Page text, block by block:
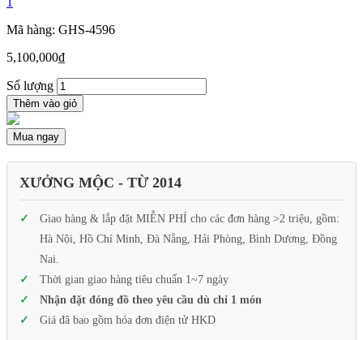
Mã hàng: GHS-4596
5,100,000₫
Số lượng
Thêm vào giỏ
Mua ngay
XƯỞNG MỘC - TỪ 2014
Giao hàng & lắp đặt MIỄN PHÍ cho các đơn hàng >2 triệu, gồm:
Hà Nội, Hồ Chí Minh, Đà Nẵng, Hải Phòng, Bình Dương, Đồng
Nai.
Thời gian giao hàng tiêu chuẩn 1~7 ngày
Nhận đặt đóng đồ theo yêu cầu dù chỉ 1 món
Giá đã bao gồm hóa đơn điện tử HKD